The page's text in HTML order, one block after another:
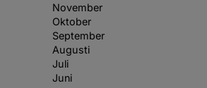
November
Oktober
September
Augusti
Juli
Juni